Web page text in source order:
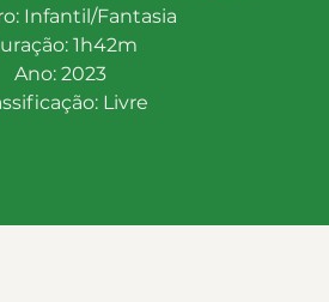
Infantil/Fantasia
1h42m
Ano: 2023
Livre